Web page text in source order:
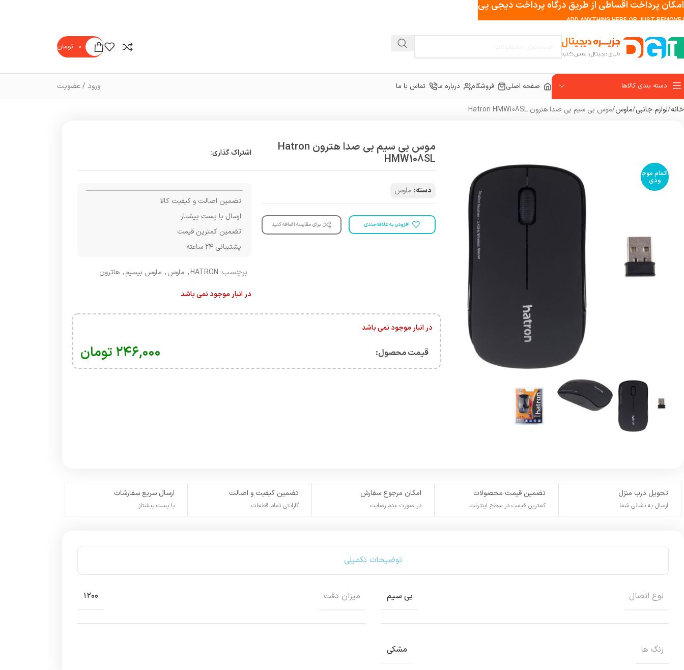
ADD ANYTHING HERE OR JUST REMOVE
۰ تومان
دسته بندی کالاها صفحه اصلی فروشگاه درباره ما تماس با ما ورود / عضویت
خانه لوازم جانبی ماوس موس بی سیم بی صدا هترون Hatron HMW108SL
اتمام موج
ودی
موس بی سیم بی صدا هترون Hatron
HMW108SL
اشتراک گذاری:
دسته: ماوس
افزودن به علاقه مندی برای مقایسه اضافه کنید
تضمین اصالت و کیفیت کالا
ارسال با پست پیشتاز
تضمین کمترین قیمت
پشتیبانی ۲۴ ساعته
برچسب: HATRON
, ماوس, ماوس بیسیم, هاترون
در انبار موجود نمی باشد
در انبار موجود نمی باشد
قیمت محصول:​ ۲۴۶,۰۰۰ تومان
تحویل درب منزل
ارسال به نشانی شما
تضمین قیمت محصولات
کمترین قیمت در سطح اینترنت
امکان مرجوع سفارش
در صورت عدم رضایت
تضمین کیفیت و اصالت
گارانتی تمام قطعات
ارسال سریع سفارشات
با پست پیشتاز
توضیحات تکمیلی
نوع اتصال بی سیم میزان دقت ۱۲۰۰
رنگ ها مشکی
امکان پرداخت اقساطی از طریق درگاه پرداخت دیجی پی